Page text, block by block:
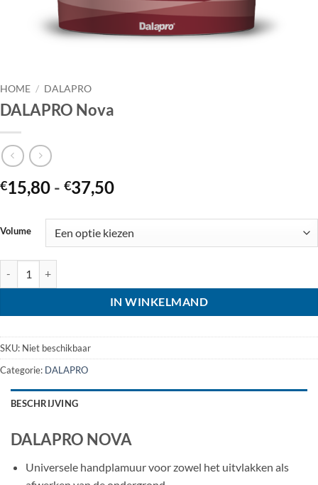
HOME / DALAPRO
DALAPRO Nova
€15,80 - €37,50Prijsklasse:
tot
€37,50
Volume
IN WINKELMAND
SKU: Niet beschikbaar
Categorie: DALAPRO
BESCHRIJVING
DALAPRO NOVA
Universele handplamuur voor zowel het uitvlakken als